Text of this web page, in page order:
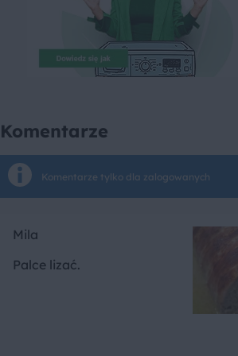
Komentarze
Komentarze tylko dla zalogowanych
Mila
Palce lizać.